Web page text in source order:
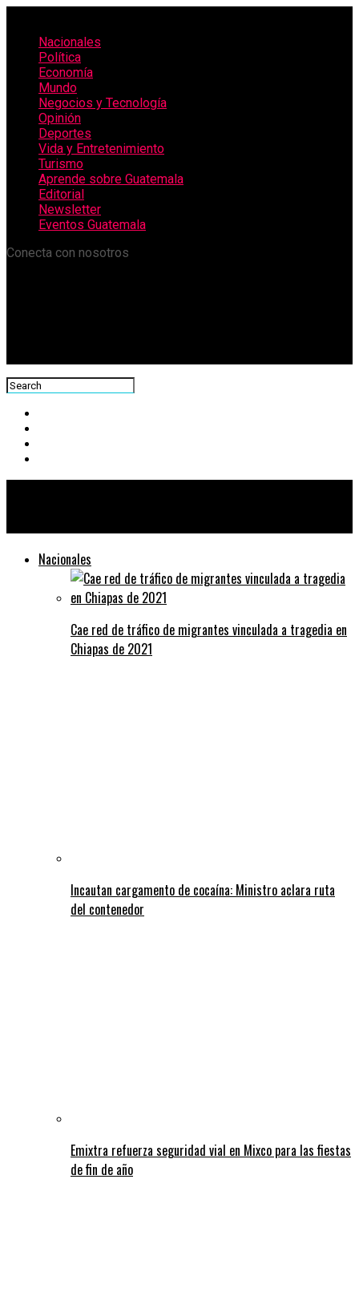
Nacionales
Política
Economía
Mundo
Negocios y Tecnología
Opinión
Deportes
Vida y Entretenimiento
Turismo
Aprende sobre Guatemala
Editorial
Newsletter
Eventos Guatemala
Conecta con nosotros
Nacionales
Cae red de tráfico de migrantes vinculada a tragedia en
Chiapas de 2021
Incautan cargamento de cocaína: Ministro aclara ruta
del contenedor
Emixtra refuerza seguridad vial en Mixco para las fiestas
de fin de año